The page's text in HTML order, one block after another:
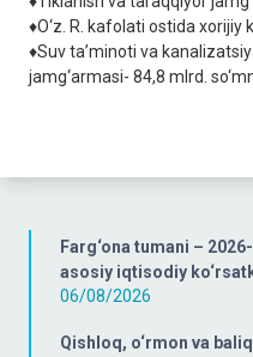
Farg‘ona tumani –
asosiy iqtisodiy
06/08/2026
Qishloq, o‘rmon va
♦️O‘z. R. kafolati ostida xorijiy
♦️Suv ta’minoti va
jamg‘armasi- 84,8 mlrd.